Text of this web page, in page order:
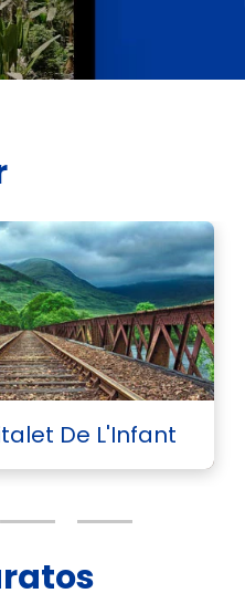
De L'Infant